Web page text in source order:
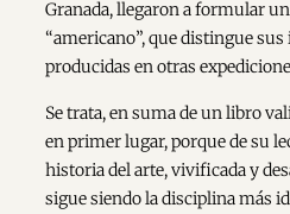
Granada, llegaron a formular
“americano”, que distingue
producidas en otras
Se trata, en suma de un libro
en primer lugar, porque de su
historia del arte, vivificada y
sigue siendo la disciplina más